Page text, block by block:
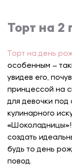
Торт на 2
Торт на день
особенным –
увидев его,
принцессой на
для девочки под
кулинарного
создать
будь то день
повод.